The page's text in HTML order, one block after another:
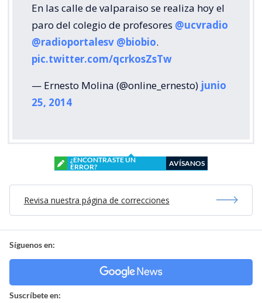
En las calle de valparaiso se realiza hoy el
paro del colegio de profesores @ucvradio
@radioportalesv @biobio.
pic.twitter.com/qcrkosZsTw
— Ernesto Molina (@online_ernesto) junio
25, 2014
¿ENCONTRASTE UN
ERROR?
AVÍSANOS
Revisa nuestra página de correcciones
Síguenos en:
Suscríbete en: